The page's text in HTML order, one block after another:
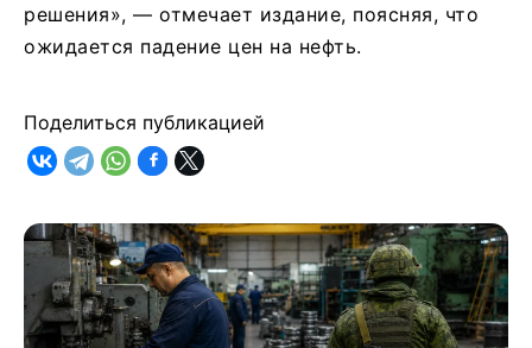
решения», — отмечает издание, поясняя, что
ожидается падение цен на нефть.
Поделиться публикацией